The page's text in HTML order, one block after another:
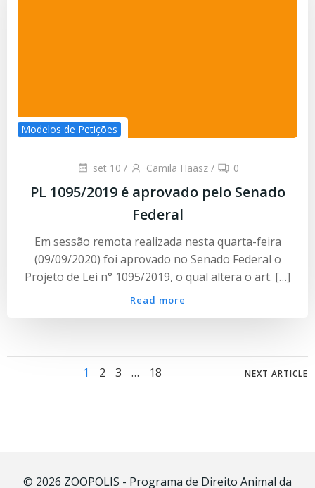
Modelos de Petições
set 10 / Camila Haasz / 0
PL 1095/2019 é aprovado pelo Senado
Federal
Em sessão remota realizada nesta quarta-feira
(09/09/2020) foi aprovado no Senado Federal o
Projeto de Lei n° 1095/2019, o qual altera o art. […]
Read more
PostsPage
1 Page
2 Page
3 … Page
18
Posts
NEXT ARTICLE
© 2026 ZOOPOLIS - Programa de Direito Animal da